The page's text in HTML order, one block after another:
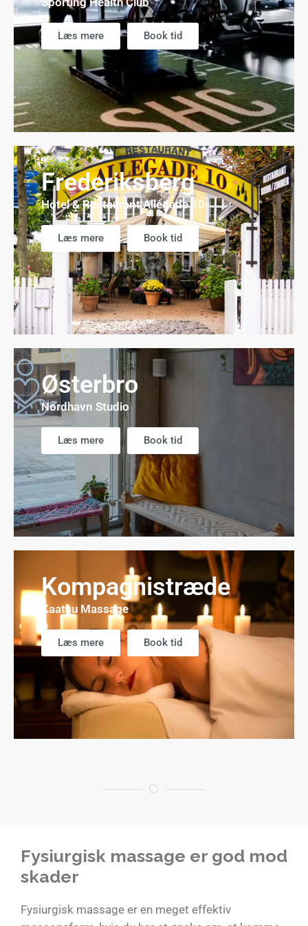
Læs mere Book tid
Frederiksberg
Hotel & Restaurant Allégade 10
Læs mere Book tid
Østerbro
Nordhavn Studio
Læs mere Book tid
Kompagnistræde
Kaatsu Massage
Læs mere Book tid
Fysiurgisk massage er god mod
skader
Fysiurgisk massage er en meget effektiv